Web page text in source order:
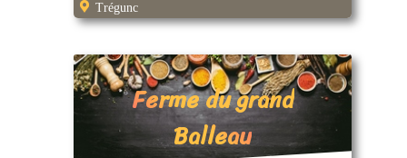
Trégunc
Ferme du grand
Balleau